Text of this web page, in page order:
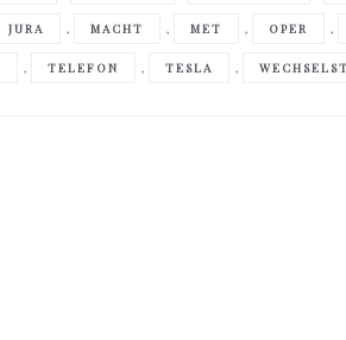
JURA , MACHT , MET , OPER ,
, TELEFON , TESLA ,